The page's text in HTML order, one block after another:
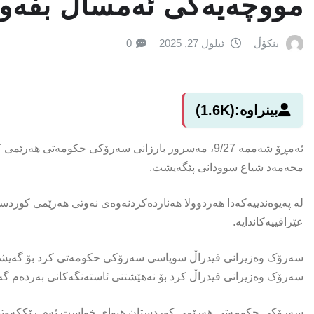
بنکۆڵ ئیلول 27, 2025 0
بینراوە:(1.6K)
ئەمڕۆ شەممە 9/27، مەسرور بارزانی سەرۆکی
محەمەد شیاع سوودانی پێگەیشت.
لە پەیوەندییەکەدا هەردوولا هەناردەکردنەوەی نەوتی هەرێمی
عێراقییەکاندایە.
سەرۆک وەزیرانی فیدراڵ سوپاسی سەرۆکی حکومەتی کرد بۆ
سەرۆک وەزیرانی فیدراڵ کرد بۆ نەهێشتنی ئاستەنگەکانی بەردەم